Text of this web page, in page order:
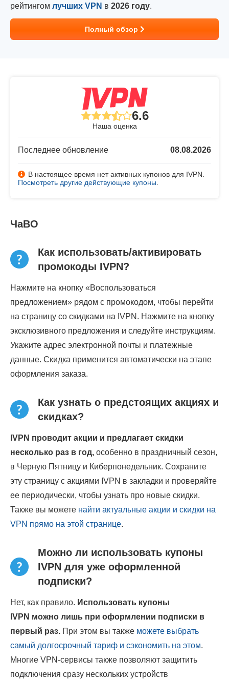
рейтингом лучших VPN в 2026 году.
Полный обзор
6.6
Наша оценка
Последнее обновление 08.08.2026
В настоящее время нет активных купонов для IVPN.
Посмотреть другие действующие купоны
ЧаВО
Как использовать/активировать
промокоды IVPN?
Нажмите на кнопку «Воспользоваться
предложением» рядом с промокодом, чтобы перейти
на страницу со скидками на IVPN. Нажмите на кнопку
эксклюзивного предложения и следуйте инструкциям.
Укажите адрес электронной почты и платежные
данные. Скидка применится автоматически на этапе
оформления заказа.
Как узнать о предстоящих акциях и
скидках?
IVPN проводит акции и предлагает скидки
несколько раз в год, особенно в праздничный сезон,
в Черную Пятницу и Киберпонедельник. Сохраните
эту страницу с акциями IVPN в закладки и проверяйте
ее периодически, чтобы узнать про новые скидки.
Также вы можете найти актуальные акции и скидки на
VPN прямо на этой странице.
Можно ли использовать купоны
IVPN для уже оформленной
подписки?
Нет, как правило. Использовать купоны
IVPN можно лишь при оформлении подписки в
первый раз. При этом вы также можете выбрать
самый долгосрочный тариф и сэкономить на этом.
Многие VPN-сервисы также позволяют защитить
подключения сразу нескольких устройств